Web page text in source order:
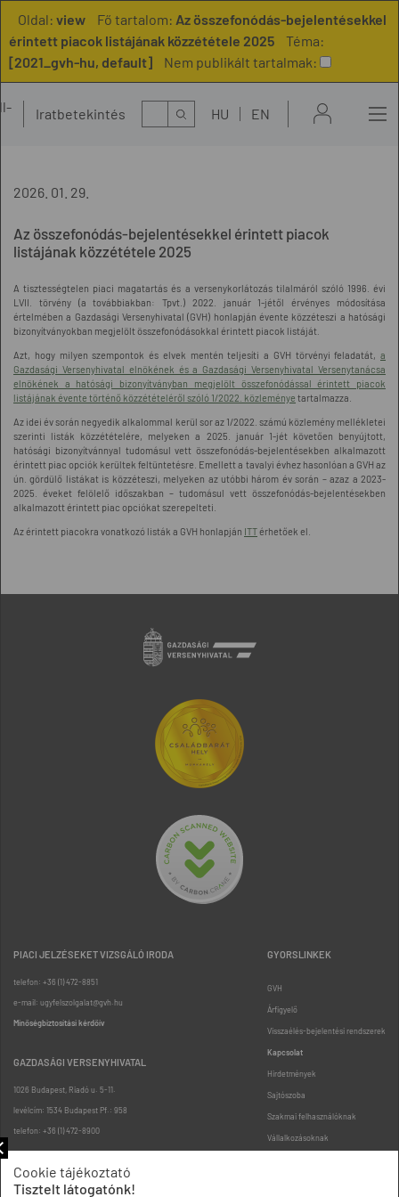
Oldal: view Fő tartalom: Az összefonódás-bejelentésekkel
érintett piacok listájának közzététele 2025
Téma:
[2021_gvh-hu, default]
Nem publikált tartalmak:
Iratbetekintés Kereső HU EN
2026. 01. 29.
Az összefonódás-bejelentésekkel érintett piacok
listájának közzététele 2025
A tisztességtelen piaci magatartás és a versenykorlátozás tilalmáról szóló 1996. évi
LVII. törvény (a továbbiakban: Tpvt.) 2022. január 1-jétől érvényes módosítása
értelmében a Gazdasági Versenyhivatal (GVH) honlapján évente közzéteszi a hatósági
bizonyítványokban megjelölt összefonódásokkal érintett piacok listáját
Azt, hogy milyen szempontok és elvek mentén teljesíti a GVH törvényi feladatát, a
Gazdasági Versenyhivatal elnökének és a Gazdasági Versenyhivatal Versenytanácsa
elnökének a hatósági bizonyítványban megjelölt összefonódással érintett piacok
listájának évente történő közzétételéről szóló 1/2022. közleménye tartalmazza.
Az idei év során negyedik alkalommal kerül sor az 1/2022. számú közlemény mellékletei
szerinti listák közzétételére, melyeken a 2025. január 1-jét követően benyújtott,
hatósági bizonyítvánnyal tudomásul vett összefonódás-bejelentésekben alkalmazott
érintett piac opciók kerültek feltüntetésre. Emellett a tavalyi évhez hasonlóan a GVH az
ún. gördülő listákat is közzéteszi, melyeken az utóbbi három év során – azaz a 2023-
2025. éveket felölelő időszakban – tudomásul vett összefonódás-bejelentésekben
alkalmazott érintett piac opciókat szerepelteti.
Az érintett piacokra vonatkozó listák a GVH honlapján ITTérhetőek el.
PIACI JELZÉSEKET VIZSGÁLÓ IRODA
telefon: +36 (1) 472-8851
e-mail: ugyfelszolgalat@gvh.hu
Minőségbiztosítási kérdőív
GAZDASÁGI VERSENYHIVATAL
1026 Budapest, Riadó u. 5-11.
levélcím: 1534 Budapest Pf.: 958
telefon: +36 (1) 472-8900
GYORSLINKEK
GVH
Árfigyelő
Visszaélés-bejelentési rendszerek
Kapcsolat
Hirdetmények
Sajtószoba
Szakmai felhasználóknak
Vállalkozásoknak
Cookie tájékoztató
Tisztelt látogatónk!